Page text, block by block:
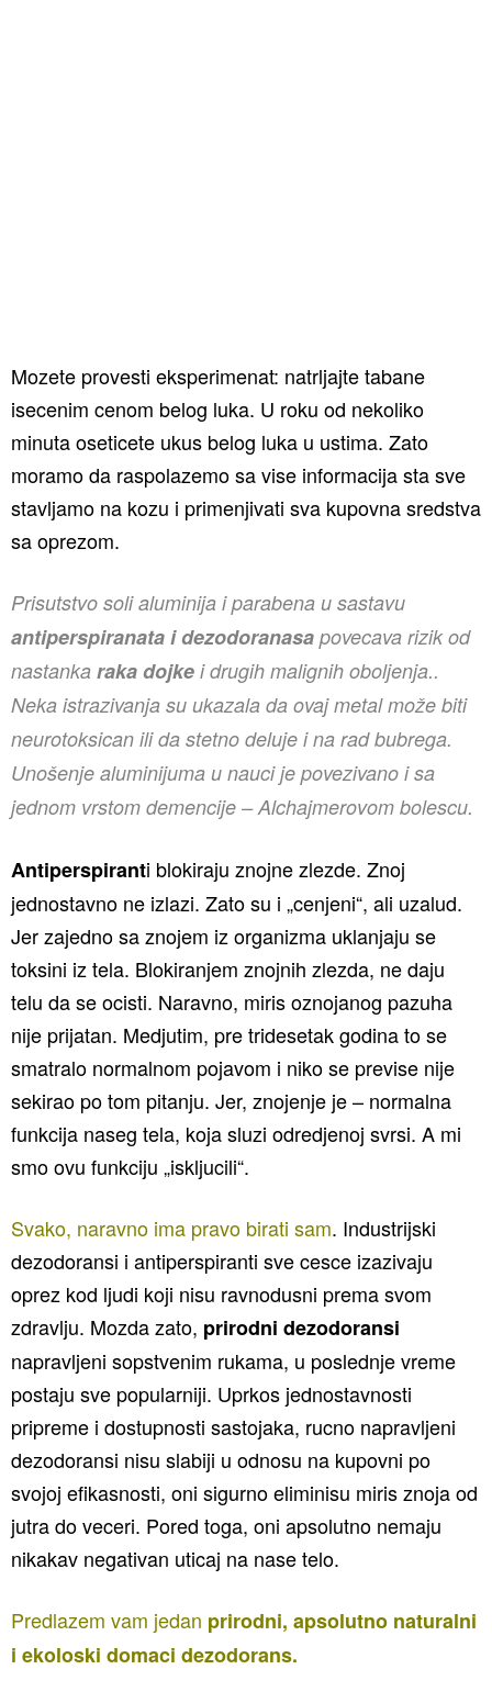
Mozete provesti eksperimenat: natrljajte tabane
isecenim cenom belog luka. U roku od nekoliko
minuta oseticete ukus belog luka u ustima. Zato
moramo da raspolazemo sa vise informacija sta sve
stavljamo na kozu i primenjivati sva kupovna sredstva
sa oprezom.
Prisutstvo soli aluminija i parabena u sastavu
antiperspiranata i dezodoranasa povecava rizik od
nastanka raka dojke i drugih malignih oboljenja..
Neka istrazivanja su ukazala da ovaj metal može biti
neurotoksican ili da stetno deluje i na rad bubrega.
Unošenje aluminijuma u nauci je povezivano i sa
jednom vrstom demencije – Alchajmerovom bolescu.
Antiperspiranti blokiraju znojne zlezde. Znoj
jednostavno ne izlazi. Zato su i „cenjeni“, ali uzalud.
Jer zajedno sa znojem iz organizma uklanjaju se
toksini iz tela. Blokiranjem znojnih zlezda, ne daju
telu da se ocisti. Naravno, miris oznojanog pazuha
nije prijatan. Medjutim, pre tridesetak godina to se
smatralo normalnom pojavom i niko se previse nije
sekirao po tom pitanju. Jer, znojenje je – normalna
funkcija naseg tela, koja sluzi odredjenoj svrsi. A mi
smo ovu funkciju „iskljucili“.
Svako, naravno ima pravo birati sam. Industrijski
dezodoransi i antiperspiranti sve cesce izazivaju
oprez kod ljudi koji nisu ravnodusni prema svom
zdravlju. Mozda zato, prirodni dezodoransi
napravljeni sopstvenim rukama, u poslednje vreme
postaju sve popularniji. Uprkos jednostavnosti
pripreme i dostupnosti sastojaka, rucno napravljeni
dezodoransi nisu slabiji u odnosu na kupovni po
svojoj efikasnosti, oni sigurno eliminisu miris znoja od
jutra do veceri. Pored toga, oni apsolutno nemaju
nikakav negativan uticaj na nase telo.
Predlazem vam jedan prirodni, apsolutno naturalni
i ekoloski domaci dezodorans.